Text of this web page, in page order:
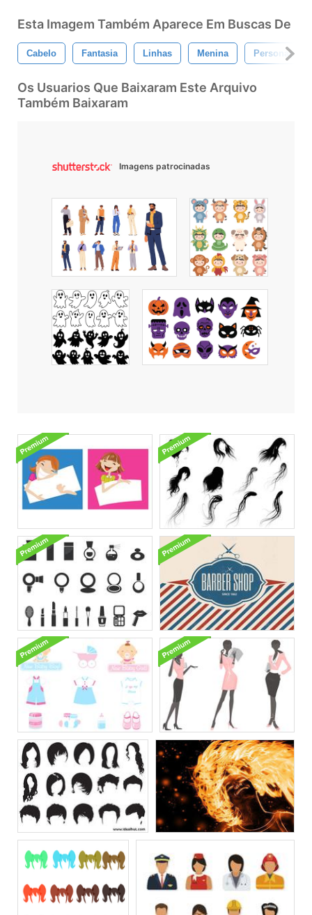
Esta Imagem Também Aparece Em Buscas De
Cabelo Fantasia Linhas Menina Personagens
Os Usuarios Que Baixaram Este Arquivo
Também Baixaram
Imagens patrocinadas